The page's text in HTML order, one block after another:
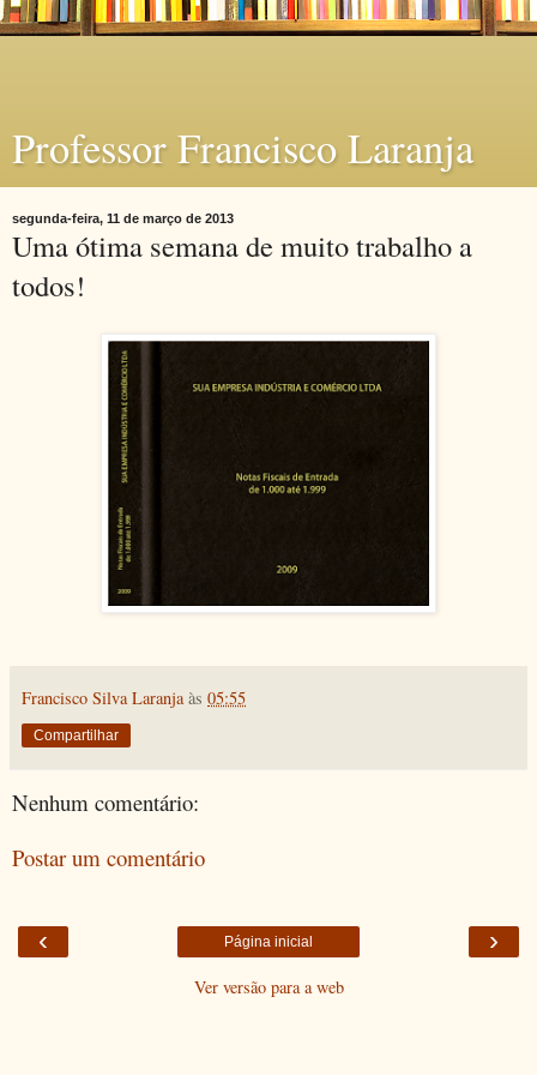
Professor Francisco Laranja
segunda-feira, 11 de março de 2013
Uma ótima semana de muito trabalho a
todos!
Francisco Silva Laranja às 05:55
Compartilhar
Nenhum comentário:
Postar um comentário
‹ ›
Página inicial
Ver versão para a web